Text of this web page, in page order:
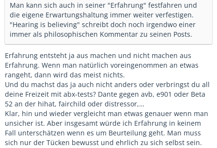
Man kann sich auch in seiner "Erfahrung" festfahren und
die eigene Erwartungshaltung immer weiter verfestigen.
"Hearing is believing" schreibt doch noch irgendwo einer
immer als philosophischen Kommentar zu seinen Posts.
Erfahrung entsteht ja aus machen und nicht machen aus
Erfahrung. Wenn man natürlich voreingenommen an etwas
rangeht, dann wird das meist nichts.
Und du machst das ja auch nicht anders oder verbringst du all
deine Freizeit mit abx-tests? Dante gegen avb, e901 oder Beta
52 an der hihat, fairchild oder distressor,…
Klar, hin und wieder vergleicht man etwas genauer wenn man
unsicher ist. Aber insgesamt würde ich Erfahrung in keinem
Fall unterschätzen wenn es um Beurteilung geht. Man muss
sich nur der Tücken bewusst und ehrlich zu sich selbst sein.